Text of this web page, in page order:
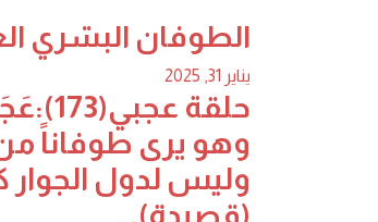
الطوفان البشري
يناير 31, 2025
حلقة
وهو يرى طوفاناً
وليس لدول
(قصيدة).